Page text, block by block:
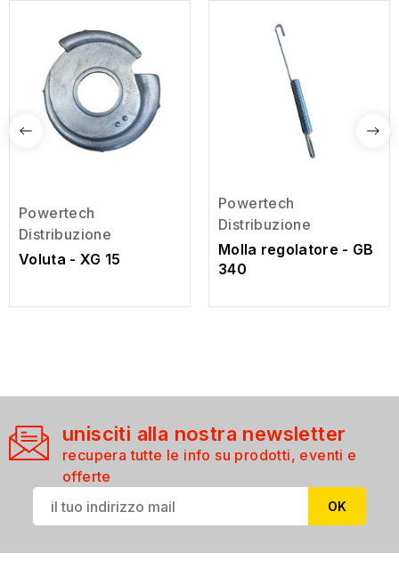
Powertech
Distribuzione
Voluta - XG 15
Powertech
Distribuzione
Molla regolatore - GB
340
unisciti alla nostra newsletter
recupera tutte le info su prodotti, eventi e
offerte